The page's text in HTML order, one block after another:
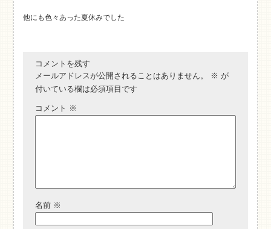
他にも色々あった夏休みでした
コメントを残す
メールアドレスが公開されることはありません。
※ が
付いている欄は必須項目です
コメント ※
名前 ※